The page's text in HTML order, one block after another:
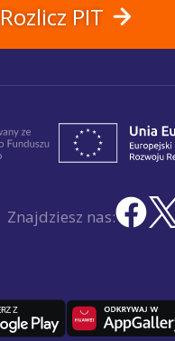
Rozlicz PIT
Znajdziesz nas: